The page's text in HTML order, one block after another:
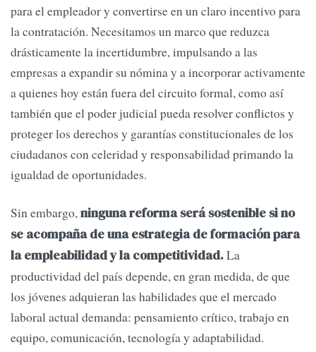
para el empleador y convertirse en un claro incentivo para
la contratación. Necesitamos un marco que reduzca
drásticamente la incertidumbre, impulsando a las
empresas a expandir su nómina y a incorporar activamente
a quienes hoy están fuera del circuito formal, como así
también que el poder judicial pueda resolver conflictos y
proteger los derechos y garantías constitucionales de los
ciudadanos con celeridad y responsabilidad primando la
igualdad de oportunidades.
Sin embargo,ninguna reforma será sostenible si no
se acompaña de una estrategia de formación para
la empleabilidad y la competitividad.La
productividad del país depende, en gran medida, de que
los jóvenes adquieran las habilidades que el mercado
laboral actual demanda: pensamiento crítico, trabajo en
equipo, comunicación, tecnología y adaptabilidad.